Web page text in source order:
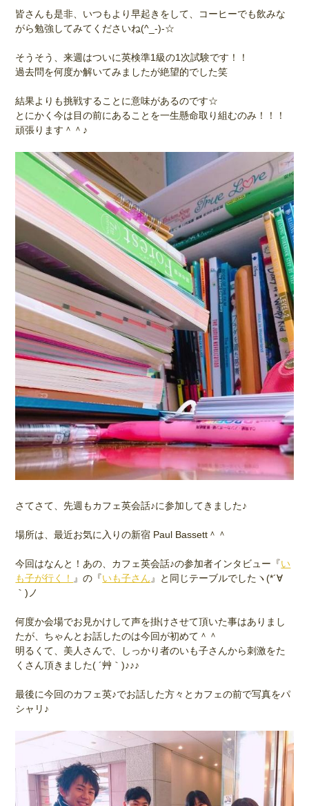
皆さんも是非、いつもより早起きをして、コーヒーでも飲みな
がら勉強してみてくださいね(^_-)-☆
そうそう、来週はついに英検準1級の1次試験です！！
過去問を何度か解いてみましたが絶望的でした笑
結果よりも挑戦することに意味があるのです☆
とにかく今は目の前にあることを一生懸命取り組むのみ！！！
頑張ります＾＾♪
さてさて、先週もカフェ英会話♪に参加してきました♪
場所は、最近お気に入りの新宿 Paul Bassett＾＾
今回はなんと！あの、カフェ英会話♪の参加者インタビュー『い
も子が行く！ 』の『いも子さん』と同じテーブルでしたヽ(*´∀
｀)ノ
何度か会場でお見かけして声を掛けさせて頂いた事はありまし
たが、ちゃんとお話したのは今回が初めて＾＾
明るくて、美人さんで、しっかり者のいも子さんから刺激をた
くさん頂きました( ´艸｀)♪♪♪
最後に今回のカフェ英♪でお話した方々とカフェの前で写真をパ
シャリ♪